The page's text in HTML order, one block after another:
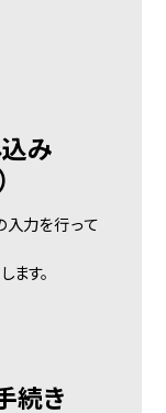
み
入力を行って
ます。
続き